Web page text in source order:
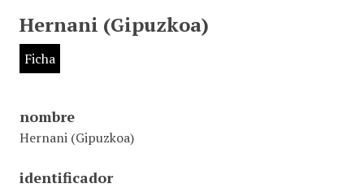
Hernani (Gipuzkoa)
Ficha
nombre
Hernani (Gipuzkoa)
identificador